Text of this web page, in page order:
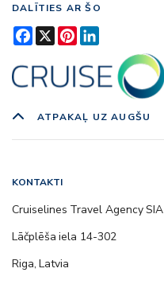
DALĪTIES AR ŠO
Facebook
X Pinterest
ATPAKAĻ UZ AUGŠU
KONTAKTI
Cruiselines Travel Agency SIA
Lāčplēša iela 14-302
Riga, Latvia